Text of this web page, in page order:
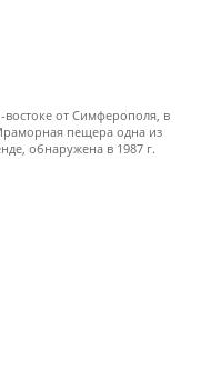
от Симферополя, в
пещера одна из
обнаружена в 1987 г.